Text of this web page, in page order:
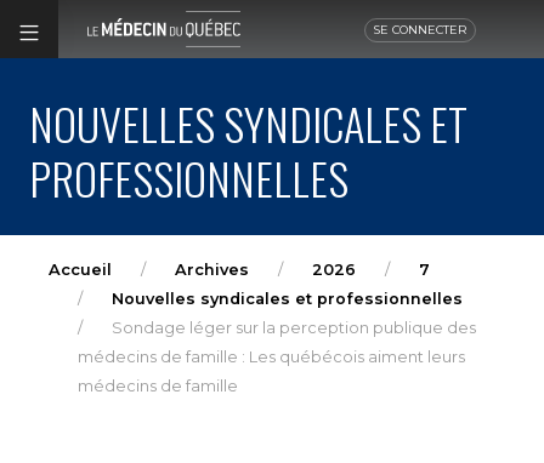
SE CONNECTER
NOUVELLES SYNDICALES ET
PROFESSIONNELLES
Accueil Archives 2026
7
Nouvelles syndicales et professionnelles
Sondage léger sur la perception publique des
médecins de famille : Les québécois aiment leurs
médecins de famille